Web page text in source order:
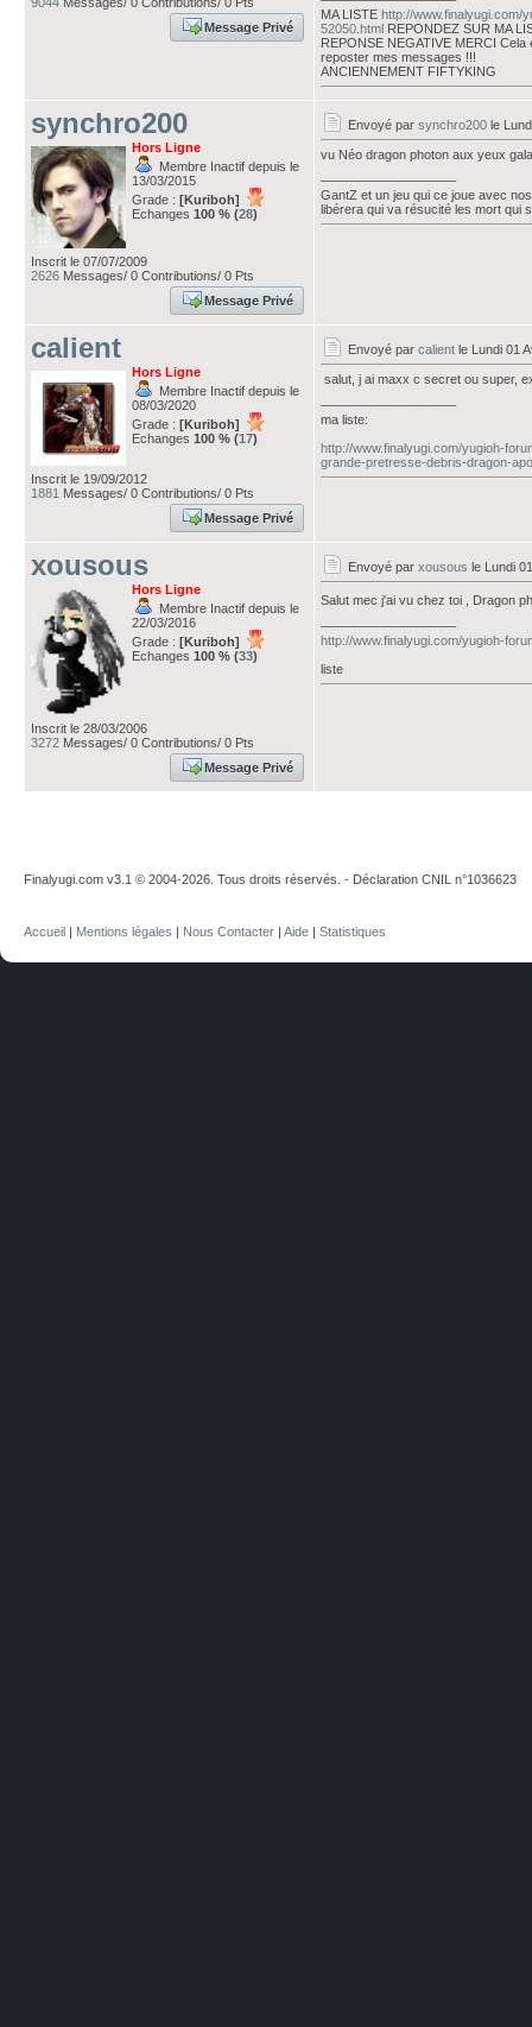
Message Privé
MA LISTE http://www.finalyugi.com/
52050.html REPONDEZ SUR MA
REPONSE NEGATIVE MERCI
reposter mes messages !!!
ANCIENNEMENT FIFTYKING
synchro200
Hors Ligne
Membre Inactif depuis le
13/03/2015
Grade : [Kuriboh]
Echanges 100 % (28)
Inscrit le 07/07/2009
2626 Messages/ 0 Contributions/ 0 Pts
Message Privé
Envoyé par synchro200 le
vu Néo dragon photon aux yeux
GantZ et un jeu qui ce joue avec
libérera qui va résucité les mort qui
calient
Hors Ligne
Membre Inactif depuis le
08/03/2020
Grade : [Kuriboh]
Echanges 100 % (17)
Inscrit le 19/09/2012
1881 Messages/ 0 Contributions/ 0 Pts
Message Privé
Envoyé par calient le Lundi 01
salut, j ai maxx c secret ou super,
ma liste:
http://www.finalyugi.com/yugioh-
grande-pretresse-debris-dragon-
xousous
Hors Ligne
Membre Inactif depuis le
22/03/2016
Grade : [Kuriboh]
Echanges 100 % (33)
Inscrit le 28/03/2006
3272 Messages/ 0 Contributions/ 0 Pts
Message Privé
Envoyé par xousous le Lundi
Salut mec j'ai vu chez toi , Dragon
http://www.finalyugi.com/yugioh-
liste
Finalyugi.com v3.1 © 2004-2026. Tous droits réservés. - Déclaration CNIL n°1036623
Accueil | Mentions légales | Nous Contacter | Aide | Statistiques